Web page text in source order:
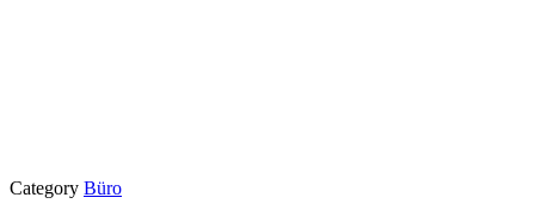
Category Büro